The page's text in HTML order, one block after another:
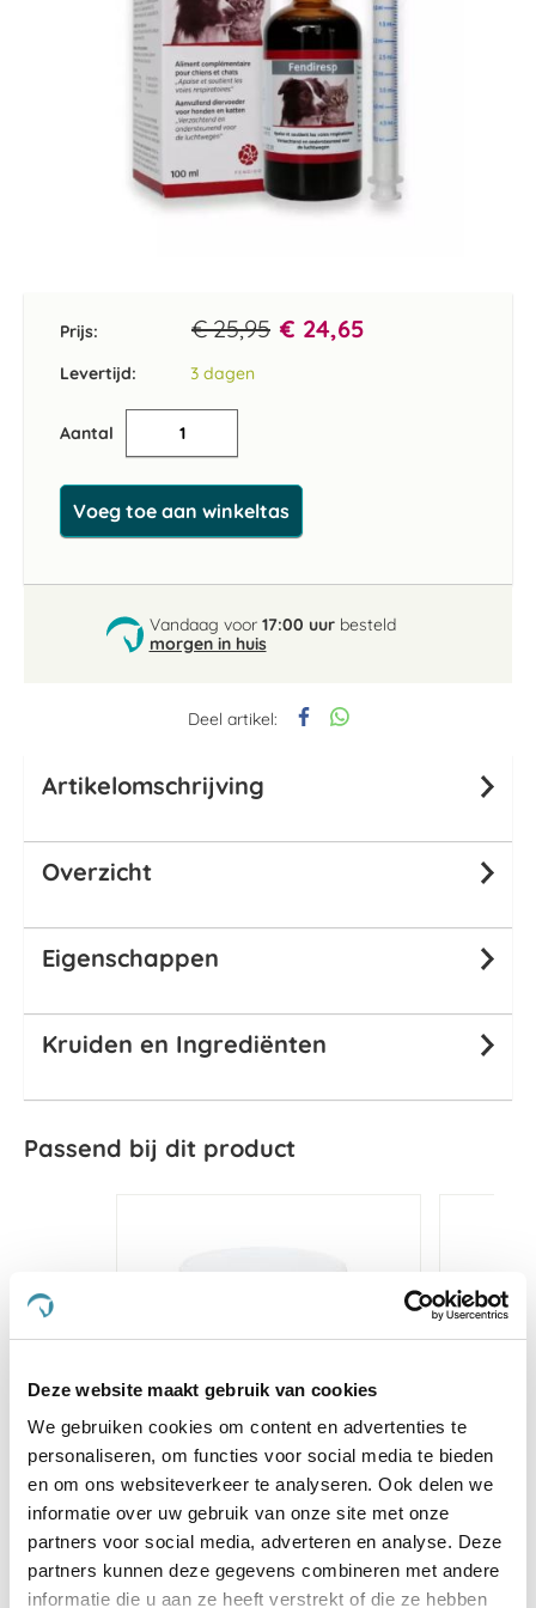
Deze website maakt gebruik van cookies
We gebruiken cookies om content en advertenties te
personaliseren, om functies voor social media te bieden
en om ons websiteverkeer te analyseren. Ook delen we
informatie over uw gebruik van onze site met onze
partners voor social media, adverteren en analyse. Deze
partners kunnen deze gegevens combineren met andere
informatie die u aan ze heeft verstrekt of die ze hebben
Deel artikel:
Prijs: € 25,95 € 24,65
Levertijd: 3 dagen
Aantal
Voeg toe aan winkeltas
Vandaag voor 17:00 uurbesteld
morgen in huis
begin
afbeeldingen-
gallerij
Artikelomschrijving
Overzicht
Eigenschappen
Kruiden en Ingrediënten
Passend bij dit product
Equine America Coff-less
Powder 1kg
TRM